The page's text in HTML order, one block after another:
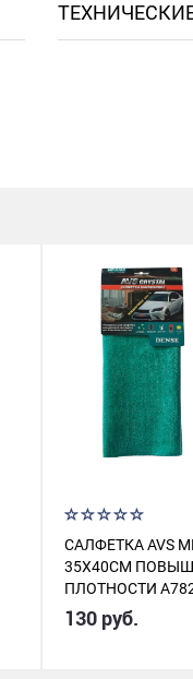
САЛФЕТКА AVS
35Х40СМ
ПЛОТНОСТИ
130 руб.